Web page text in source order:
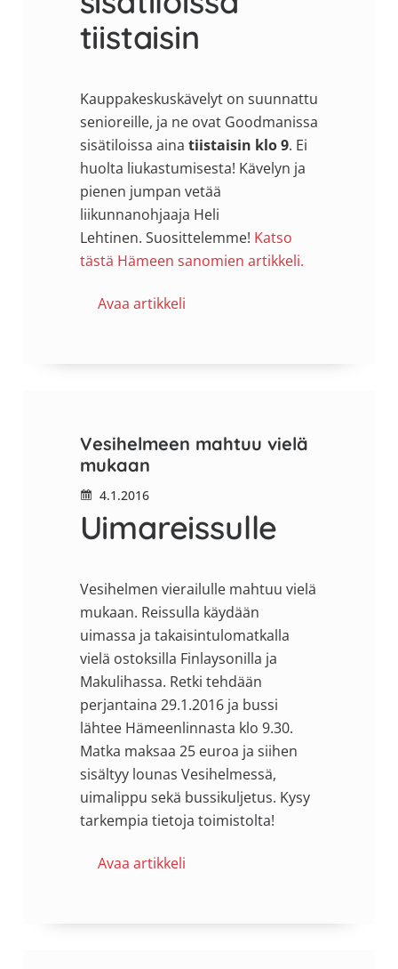
tiistaisin
Kauppakeskuskävelyt on suunnattu
senioreille, ja ne ovat Goodmanissa
sisätiloissa aina tiistaisin klo 9. Ei
huolta liukastumisesta! Kävelyn ja
pienen jumpan vetää
liikunnanohjaaja Heli
Lehtinen. Suosittelemme! Katso
tästä Hämeen sanomien artikkeli.
Avaa artikkeli
Vesihelmeen mahtuu vielä
mukaan
4.1.2016
Uimareissulle
Vesihelmen vierailulle mahtuu vielä
mukaan. Reissulla käydään
uimassa ja takaisintulomatkalla
vielä ostoksilla Finlaysonilla ja
Makulihassa. Retki tehdään
perjantaina 29.1.2016 ja bussi
lähtee Hämeenlinnasta klo 9.30.
Matka maksaa 25 euroa ja siihen
sisältyy lounas Vesihelmessä,
uimalippu sekä bussikuljetus. Kysy
tarkempia tietoja toimistolta!
Avaa artikkeli